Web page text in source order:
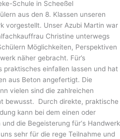
Schule in Scheeßel
aus den 8. Klassen unseren
vorgestellt. Unser Azubi Martin war
Christine unterwegs
Möglichkeiten, Perspektiven
näher gebracht. Für’s
praktisches einfallen lassen und hat
aus Beton angefertigt. Die
vielen sind die zahlreichen
bewusst.
Durch direkte, praktische
kann bei dem einen oder
die Begeisterung für‘s Handwerk
sehr für die rege Teilnahme und